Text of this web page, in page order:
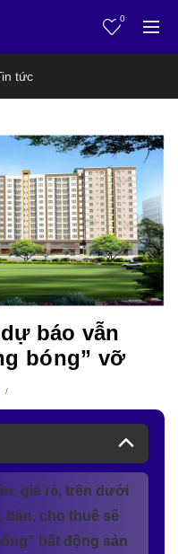
0
tức
báo vẫn
bóng” vỡ
giá rẻ, trên dưới
bán, cho thuê sẽ
bất động sản